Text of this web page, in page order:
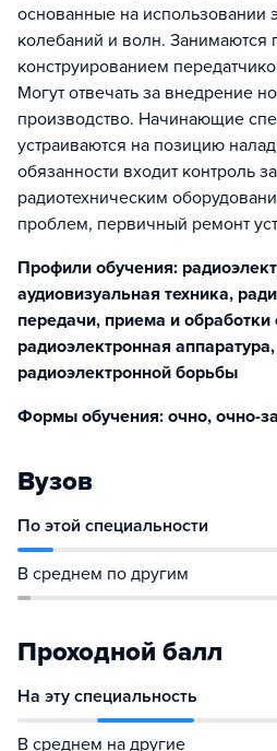
основанные на использовании
колебаний и волн. Занимаются
конструированием
Могут отвечать за внедрение
производство. Начинающие
устраиваются на позицию
обязанности входит контроль
радиотехническим
проблем, первичный ремонт
Профили обучения:
аудиовизуальная техника,
передачи, приема и обработки
радиоэлектронная
радиоэлектронной борьбы
Формы обучения: очно, очно-
Вузов
По этой специальности
В среднем по другим
Проходной балл
На эту специальность
В среднем на другие